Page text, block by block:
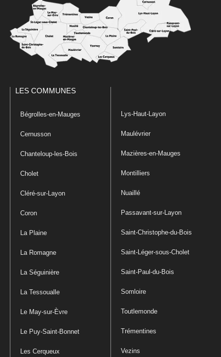
LES COMMUNES
Bégrolles-en-Mauges
Cernusson
Chanteloup-les-Bois
Cholet
Cléré-sur-Layon
Coron
La Plaine
La Romagne
La Séguinière
La Tessoualle
Le May-sur-Èvre
Le Puy-Saint-Bonnet
Les Cerqueux
Lys-Haut-Layon
Maulévrier
Mazières-en-Mauges
Montilliers
Nuaillé
Passavant-sur-Layon
Saint-Christophe-du-Bois
Saint-Léger-sous-Cholet
Saint-Paul-du-Bois
Somloire
Toutlemonde
Trémentines
Vezins